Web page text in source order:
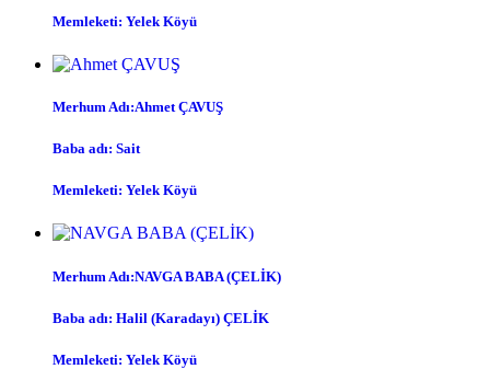
Memleketi: Yelek Köyü
Merhum Adı:Ahmet ÇAVUŞ
Baba adı: Sait
Memleketi: Yelek Köyü
Merhum Adı:NAVGA BABA (ÇELİK)
Baba adı: Halil (Karadayı) ÇELİK
Memleketi: Yelek Köyü